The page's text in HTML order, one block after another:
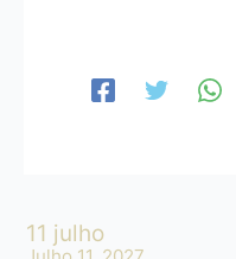
11 julho